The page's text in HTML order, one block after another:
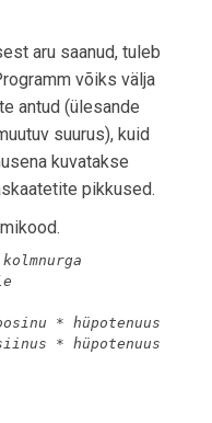
aru saanud, tuleb
võiks välja
antud (ülesande
suurus), kuid
kuvatakse
pikkused.
* hüpotenuus
* hüpotenuus